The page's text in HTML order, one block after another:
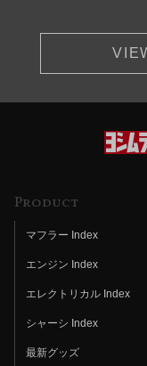
Product
マフラー Index
エンジン Index
エレクトリカル Index
シャーシ Index
最新グッズ